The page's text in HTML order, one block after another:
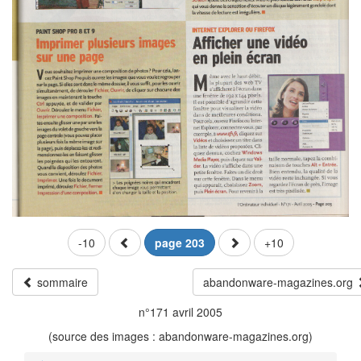
-10 page 203 +10
sommaire
abandonware-magazines.org
n°171 avril 2005
(source des images : abandonware-magazines.org)